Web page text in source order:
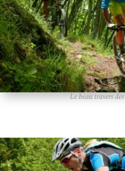
Le beau travers